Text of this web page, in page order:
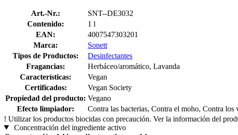
Art.-Nr.:
SNT--DE3032
Contenido:
1 l
EAN:
4007547303201
Marca:
Sonett
Tipos de Productos:
Desinfectantes
Fragancias:
Herbáceo/aromático, Lavanda
Características:
Vegan
Certificados:
Vegan Society
Propiedad del producto: Vegano
Efecto limpiador:
Contra las bacterias, Contra el moho, Contra los
! Utilizar los productos biocidas con precaución. Ver la información del
Concentración del ingrediente activo